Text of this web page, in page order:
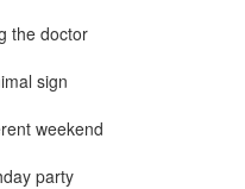
the doctor
sign
weekend
party